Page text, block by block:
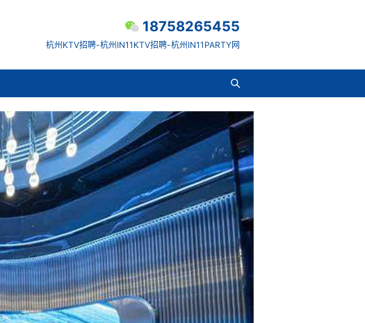
18758265455
杭州KTV招聘-杭州IN11KTV招聘-杭州IN11PARTY网